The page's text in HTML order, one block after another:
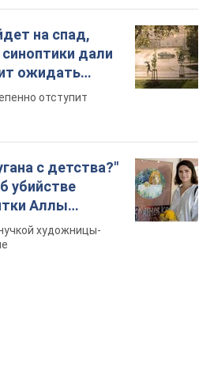
на спад,
дали
ожидать
отступит
с детства?"
убийстве
Аллы
Стуса и
с пятью
художницы-